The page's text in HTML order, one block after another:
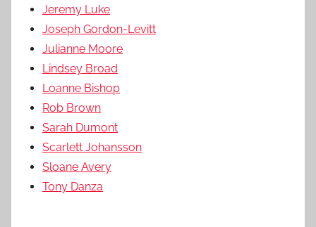
Jeremy Luke
Joseph Gordon-Levitt
Julianne Moore
Lindsey Broad
Loanne Bishop
Rob Brown
Sarah Dumont
Scarlett Johansson
Sloane Avery
Tony Danza